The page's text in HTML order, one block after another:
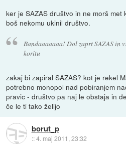
ker je SAZAS društvo in ne morš
boš nekomu ukinil društvo.
Bandaaaaaaa! Dol zaprt SAZAS in
koritu
zakaj bi zapiral SAZAS? kot je rekel
potrebno monopol nad pobiranjem
pravic - društvo pa naj le obstaja in
če le ti tako želijo
borut_p
::4. maj 2011, 23:32